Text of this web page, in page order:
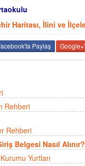
Haritası, İlini ve
Paylaş
Rehberi
Rehberi
Belgesi Nasıl Alınır?
Yurtları